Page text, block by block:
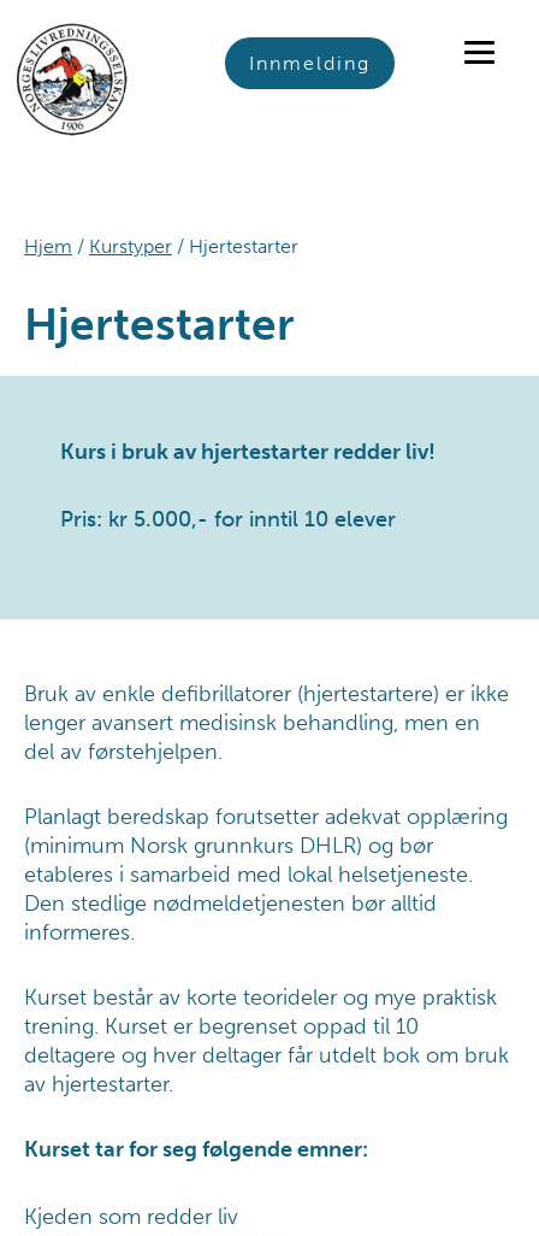
primary
navigation
main
content
footer
Innmelding
Hjem / Kurstyper / Hjertestarter
Hjertestarter
Kurs i bruk av hjertestarter redder liv!
Pris: kr 5.000,- for inntil 10 elever
Bruk av enkle defibrillatorer (hjertestartere) er ikke
lenger avansert medisinsk behandling, men en
del av førstehjelpen.
Planlagt beredskap forutsetter adekvat opplæring
(minimum Norsk grunnkurs DHLR) og bør
etableres i samarbeid med lokal helsetjeneste.
Den stedlige nødmeldetjenesten bør alltid
informeres.
Kurset består av korte teorideler og mye praktisk
trening. Kurset er begrenset oppad til 10
deltagere og hver deltager får utdelt bok om bruk
av hjertestarter.
Kurset tar for seg følgende emner:
Kjeden som redder liv